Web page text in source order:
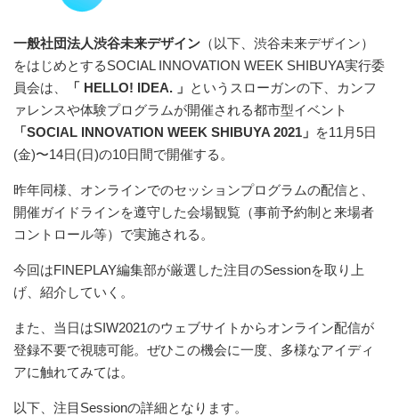
一般社団法人渋谷未来デザイン （以下、渋谷未来デザイン）
をはじめとするSOCIAL INNOVATION WEEK SHIBUYA実行委
員会は、
「 HELLO! IDEA. 」 というスローガンの下、カンフ
ァレンスや体験プログラムが開催される都市型イベント
「SOCIAL INNOVATION WEEK SHIBUYA 2021」 を11月5日
(金)〜14日(日)の10日間で開催する。
昨年同様、オンラインでのセッションプログラムの配信と、
開催ガイドラインを遵守した会場観覧（事前予約制と来場者
コントロール等）で実施される。
今回はFINEPLAY編集部が厳選した注目のSessionを取り上
げ、紹介していく。
また、当日はSIW2021のウェブサイトからオンライン配信が
登録不要で視聴可能。ぜひこの機会に一度、多様なアイディ
アに触れてみては。
以下、注目Sessionの詳細となります。